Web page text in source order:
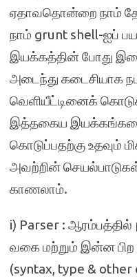
ஏதாவதொன்றை நாம்
நாம் grunt shell-ஐப்
இயக்கத்தின் போது
அடைந்து கடைசியாக
வெளியீட்டினைக்
இத்தகைய இயக்கங்களை
கொடுப்பதற்கு உதவும்
அவற்றின் செயல்பாடுகள்
காணலாம்.
i) Parser : ஆரம்பத்தில்
வகை மற்றும் இன்ன
(syntax, type & other